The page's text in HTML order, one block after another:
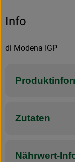
Info
di Modena IGP
Zutaten
Nährwert-